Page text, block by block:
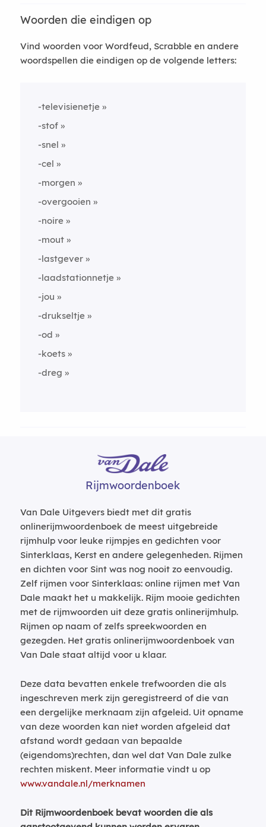
Woorden die eindigen op
Vind woorden voor Wordfeud, Scrabble en andere
woordspellen die eindigen op de volgende letters:
-televisienetje
-stof
-snel
-cel
-morgen
-overgooien
-noire
-mout
-lastgever
-laadstationnetje
-jou
-drukseltje
-od
-koets
-dreg
Rijmwoordenboek
Van Dale Uitgevers biedt met dit gratis
onlinerijmwoordenboek de meest uitgebreide
rijmhulp voor leuke rijmpjes en gedichten voor
Sinterklaas, Kerst en andere gelegenheden. Rijmen
en dichten voor Sint was nog nooit zo eenvoudig.
Zelf rijmen voor Sinterklaas: online rijmen met Van
Dale maakt het u makkelijk. Rijm mooie gedichten
met de rijmwoorden uit deze gratis onlinerijmhulp.
Rijmen op naam of zelfs spreekwoorden en
gezegden. Het gratis onlinerijmwoordenboek van
Van Dale staat altijd voor u klaar.
Deze data bevatten enkele trefwoorden die als
ingeschreven merk zijn geregistreerd of die van
een dergelijke merknaam zijn afgeleid. Uit opname
van deze woorden kan niet worden afgeleid dat
afstand wordt gedaan van bepaalde
(eigendoms)rechten, dan wel dat Van Dale zulke
rechten miskent. Meer informatie vindt u op
www.vandale.nl/merknamen
Dit Rijmwoordenboek bevat woorden die als